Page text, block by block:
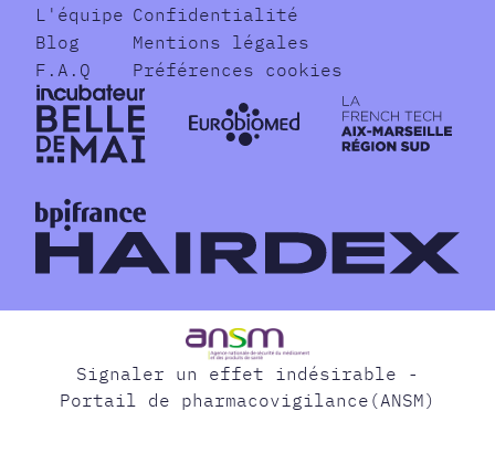
L'équipe
Blog
F.A.Q
Confidentialité
Mentions légales
Préférences cookies
Signaler un effet indésirable -
Portail de pharmacovigilance(ANSM)